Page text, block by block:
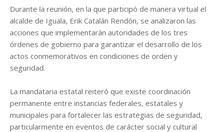
Durante la reunión, en la que participó de manera virtual el
alcalde de Iguala, Erik Catalán Rendón, se analizaron las
acciones que implementarán autoridades de los tres
órdenes de gobierno para garantizar el desarrollo de los
actos conmemorativos en condiciones de orden y
seguridad.
La mandataria estatal reiteró que existe coordinación
permanente entre instancias federales, estatales y
municipales para fortalecer las estrategias de seguridad,
particularmente en eventos de carácter social y cultural